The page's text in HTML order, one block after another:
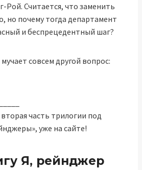
Рой. Считается, что заменить
но почему тогда департамент
и беспрецедентный шаг?
совсем другой вопрос:
часть трилогии под
уже на сайте!
Я, рейнджер